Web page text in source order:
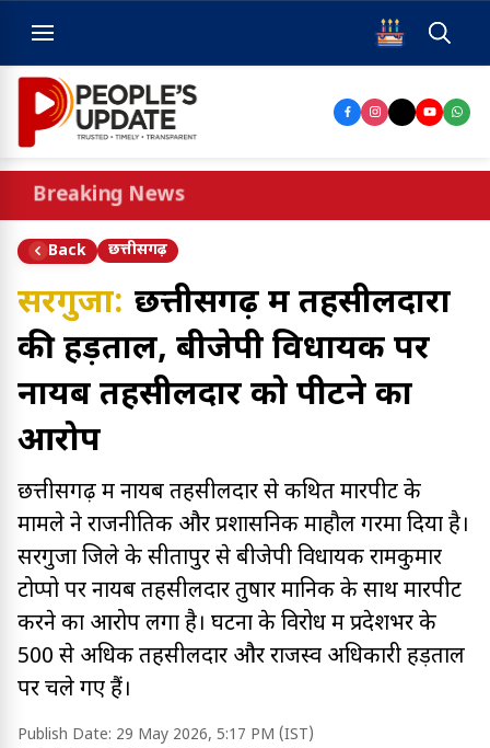
Breaking News
Back छत्तीसगढ़
सरगुजा: छत्तीसगढ़ में तहसीलदारों
की हड़ताल, बीजेपी विधायक पर
नायब तहसीलदार को पीटने का
आरोप
छत्तीसगढ़ में नायब तहसीलदार से कथित मारपीट के
मामले ने राजनीतिक और प्रशासनिक माहौल गरमा दिया है।
सरगुजा जिले के सीतापुर से बीजेपी विधायक रामकुमार
टोप्पो पर नायब तहसीलदार तुषार मानिक के साथ मारपीट
करने का आरोप लगा है। घटना के विरोध में प्रदेशभर के
500 से अधिक तहसीलदार और राजस्व अधिकारी हड़ताल
पर चले गए हैं।
Publish Date: 29 May 2026, 5:17 PM (IST)